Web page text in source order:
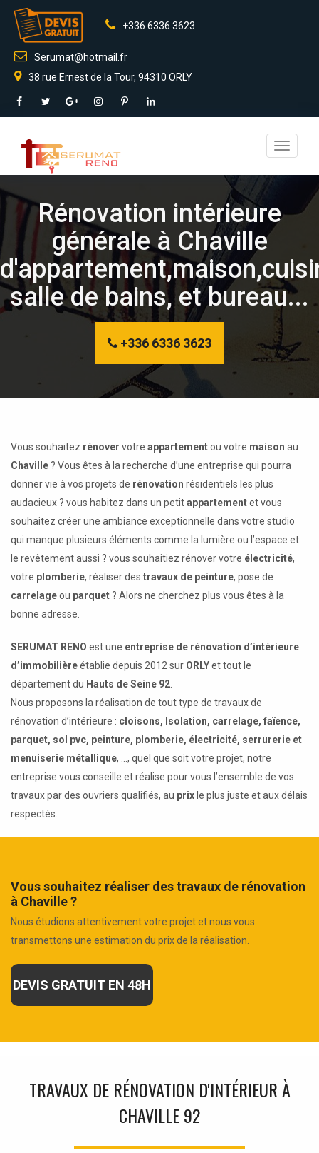
+336 6336 3623
Serumat@hotmail.fr
38 rue Ernest de la Tour, 94310 ORLY
Toggle
Rénovation intérieure
générale à Chaville
salle de bains, et bureau...
+336 6336 3623
Vous souhaitez rénover votre appartementou votre maison au
Chaville ? Vous êtes à la recherche d’une entreprise qui pourra
donner vie à vos projets de rénovation résidentiels les plus
audacieux ? vous habitez dans un petitappartementet vous
souhaitez créer une ambiance exceptionnelle dans votre studio
qui manque plusieurs éléments comme la lumière ou l’espace et
le revêtement aussi ? vous souhaitiez rénover votre électricité,
votre plomberie, réaliser des travaux de peinture, pose de
carrelageou parquet ? Alors ne cherchez plus vous êtes à la
bonne adresse.
SERUMAT RENO est une entreprise de rénovation d’intérieure
d’immobilièreétablie depuis 2012 sur ORLYet tout le
département du Hauts de Seine 92
Nous proposons la réalisation de tout type de travaux de
rénovation d’intérieure : cloisons, Isolation, carrelage, faïence,
parquet, sol pvc, peinture, plomberie, électricité, serrurerie et
menuiserie métallique, ..., quel que soit votre projet, notre
entreprise vous conseille et réalise pour vous l’ensemble de vos
travaux par des ouvriers qualifiés, au prix le plus juste et aux délais
respectés.
Vous souhaitez réaliser des travaux de rénovation
à Chaville ?
Nous étudions attentivement votre projet et nous vous
transmettons une estimation du prix de la réalisation.
DEVIS GRATUIT EN 48H
TRAVAUX DE RÉNOVATION D'INTÉRIEUR À
CHAVILLE 92